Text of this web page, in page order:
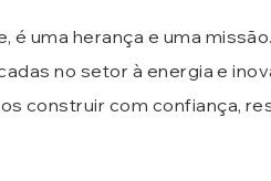
é uma herança e uma
no setor à energia e
construir com confiança,